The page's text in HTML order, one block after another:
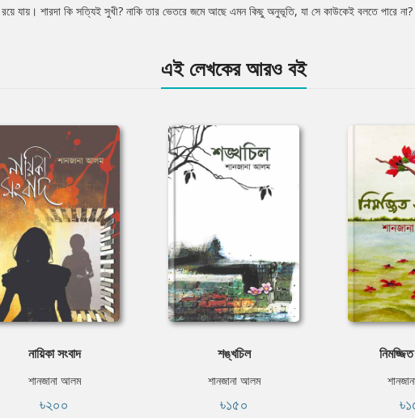
যায়। শারদা কি সত্যিই সুখী? নাকি তার ভেতরে জমে আছে এমন কিছু অনুভূতি, যা সে কাউকেই বলতে পারে না?
এই লেখকের আরও বই
নায়িকা সংবাদ
শানজানা আলম
৳২০০
শঙ্খচিল
শানজানা আলম
৳১৫০